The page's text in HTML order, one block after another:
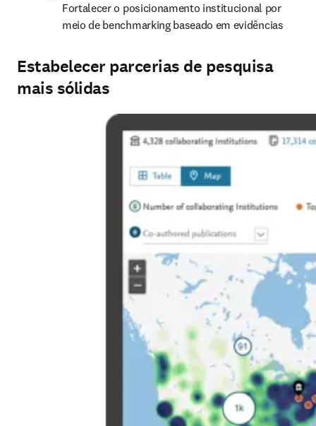
Fortalecer o posicionamento institucional por
meio de benchmarking baseado em evidências
Estabelecer parcerias de pesquisa
mais sólidas